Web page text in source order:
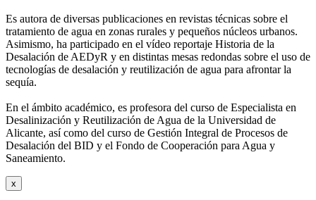
Es autora de diversas publicaciones en revistas técnicas sobre el
tratamiento de agua en zonas rurales y pequeños núcleos urbanos.
Asimismo, ha participado en el vídeo reportaje Historia de la
Desalación de AEDyR y en distintas mesas redondas sobre el uso de
tecnologías de desalación y reutilización de agua para afrontar la
sequía.
En el ámbito académico, es profesora del curso de Especialista en
Desalinización y Reutilización de Agua de la Universidad de
Alicante, así como del curso de Gestión Integral de Procesos de
Desalación del BID y el Fondo de Cooperación para Agua y
Saneamiento.
x